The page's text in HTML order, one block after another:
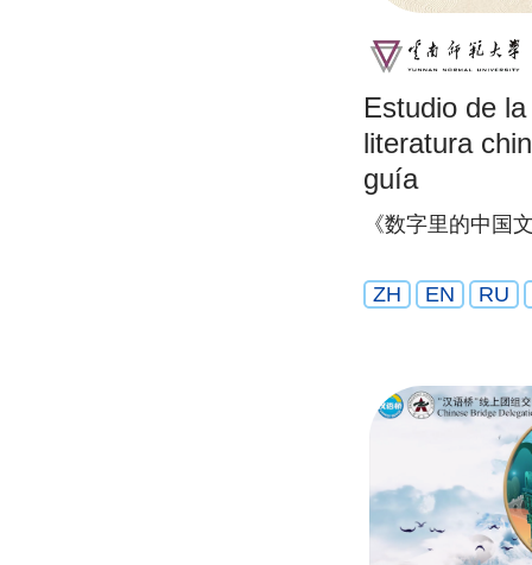
Estudio de
literatura
guía
《数字里的中国
ZH EN RU